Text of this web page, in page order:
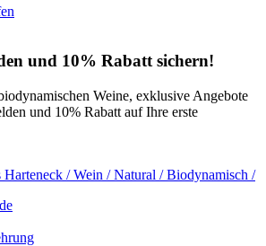
und 10% Rabatt sichern!
Weine, exklusive Angebote
und 10% Rabatt auf Ihre erste
Harteneck / Wein / Natural / Biodynamisch /